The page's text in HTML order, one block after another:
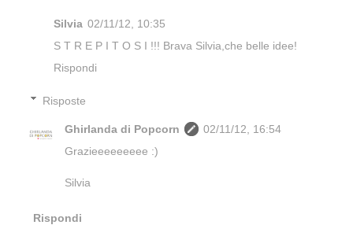
Silvia 02/11/12, 10:35
S T R E P I T O S I !!! Brava Silvia,che belle idee!
Rispondi
Risposte
Ghirlanda di Popcorn
02/11/12, 16:54
Grazieeeeeeeee :)
Silvia
Rispondi